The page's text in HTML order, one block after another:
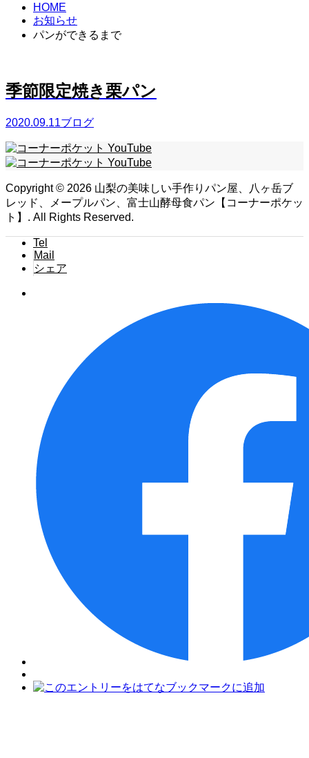
HOME
お知らせ
パンができるまで
季節限定焼き栗パン
2020.09.11ブログ
Copyright © 2026 山梨の美味しい手作りパン屋、八ヶ岳ブ
レッド、メープルパン、富士山酵母食パン【コーナーポケッ
ト】. All Rights Reserved.
Tel
Mail
シェア